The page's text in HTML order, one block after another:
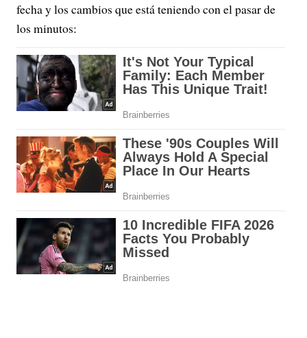
fecha y los cambios que está teniendo con el pasar de
los minutos: